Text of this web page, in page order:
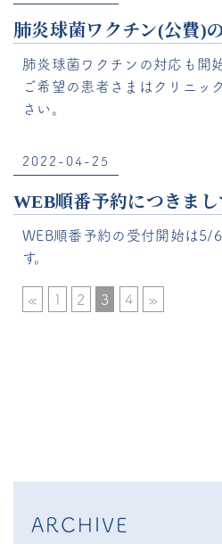
肺炎球菌ワクチン(公費)
肺炎球菌ワクチンの対応も開始
ご希望の患者さまはクリニッ
さい。
2022-04-25
WEB順番予約につきまし
WEB順番予約の受付開始は5/
す。
« 1 2 3 4 »
ARCHIVE